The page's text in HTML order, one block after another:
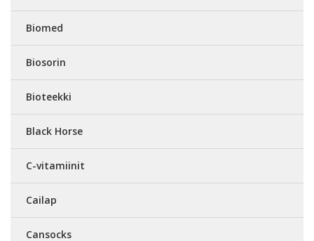
Biomed
Biosorin
Bioteekki
Black Horse
C-vitamiinit
Cailap
Cansocks